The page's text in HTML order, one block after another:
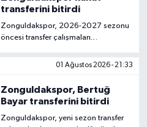
transferini bitirdi
Zonguldakspor, 2026-2027 sezonu
öncesi transfer çalışmaları
bir ismi daha kattı.
01 Ağustos 2026 - 21:33
Zonguldakspor, Bertuğ
Bayar transferini bitirdi
Zonguldakspor, yeni sezon transfer